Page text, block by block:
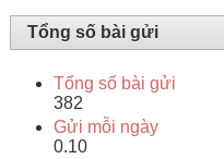
Tổng số bài gửi
Tổng số bài gửi
382
Gửi mỗi ngày
0.10